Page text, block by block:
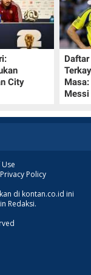
City
Messi
Privacy Policy
di kontan.co.id ini
Redaksi.